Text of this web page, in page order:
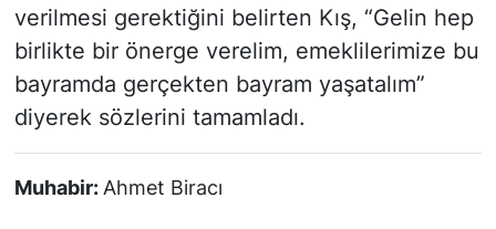
verilmesi gerektiğini belirten Kış, “Gelin hep
birlikte bir önerge verelim, emeklilerimize bu
bayramda gerçekten bayram yaşatalım”
diyerek sözlerini tamamladı.
Muhabir:Ahmet Biracı